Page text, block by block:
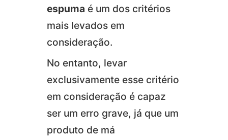
espuma é um dos critérios
mais levados em
consideração.
No entanto, levar
exclusivamente esse critério
em consideração é capaz
ser um erro grave, já que um
produto de má